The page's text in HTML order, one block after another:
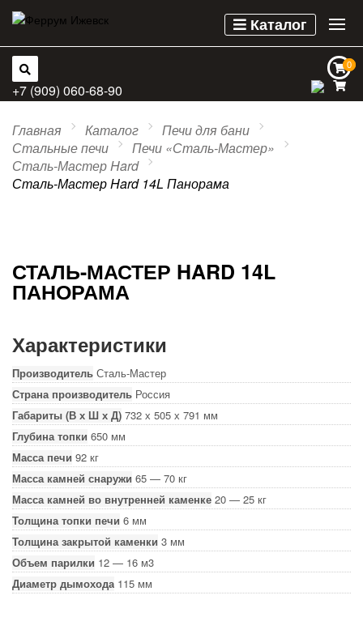
Каталог
0
0
+7 (909) 060-68-90
Главная Каталог
Печи для бани
Стальные печи
Печи «Сталь-Мастер»
Сталь-Мастер Hard
Сталь-Мастер Hard 14L Панорама
СТАЛЬ-МАСТЕР HARD 14L
ПАНОРАМА
Характеристики
Производитель Сталь-Мастер
Страна производитель Россия
Габариты (В х Ш х Д) 732 х 505 х 791 мм
Глубина топки 650 мм
Масса печи 92 кг
Масса камней снаружи 65 — 70 кг
Масса камней во внутренней каменке 20 — 25 кг
Толщина топки печи 6 мм
Толщина закрытой каменки 3 мм
Объем парилки 12 — 16 м3
Диаметр дымохода 115 мм